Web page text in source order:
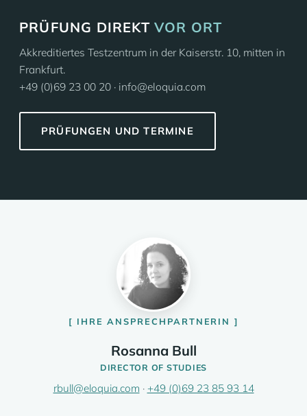
PRÜFUNG DIREKT VOR ORT
Akkreditiertes Testzentrum in der Kaiserstr. 10, mitten in
Frankfurt.
+49 (0)69 23 00 20 · info@eloquia.com
PRÜFUNGEN UND TERMINE
IHRE ANSPRECHPARTNERIN
Rosanna Bull
DIRECTOR OF STUDIES
rbull@eloquia.com · +49 (0)69 23 85 93 14